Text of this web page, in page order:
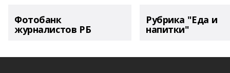
Фотобанк
журналистов РБ
Рубрика "Еда и
напитки"